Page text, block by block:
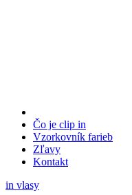
Čo je clip in
Vzorkovník farieb
Zľavy
Kontakt
in vlasy